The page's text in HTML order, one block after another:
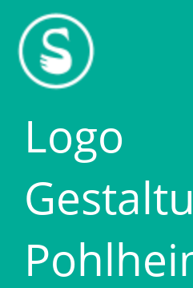
Inhalt
springen
Logo